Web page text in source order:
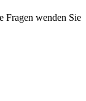
Fragen wenden Sie